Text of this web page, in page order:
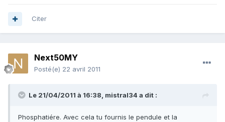
Citer
Next50MY
Posté(e) 22 avril 2011
Le 21/04/2011 à 16:38, mistral34 a dit :
Phosphatiére. Avec cela tu fournis le pendule et la